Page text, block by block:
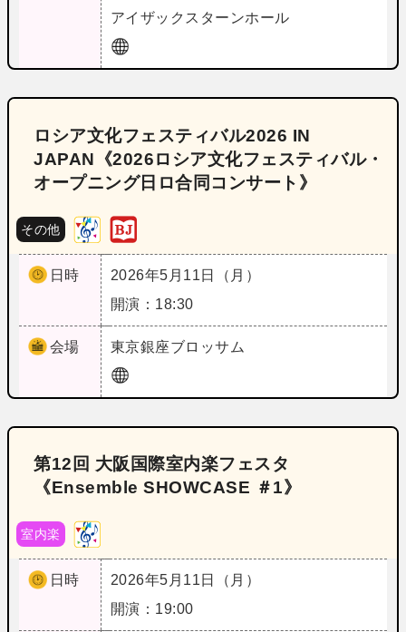
アイザックスターンホール
ロシア文化フェスティバル2026 IN
JAPAN《2026ロシア文化フェスティバル・
オープニング日ロ合同コンサート》
その他
日時
2026年5月11日（月）
開演：18:30
会場 東京銀座ブロッサム
第12回 大阪国際室内楽フェスタ
《Ensemble SHOWCASE ＃1》
室内楽
日時
2026年5月11日（月）
開演：19:00